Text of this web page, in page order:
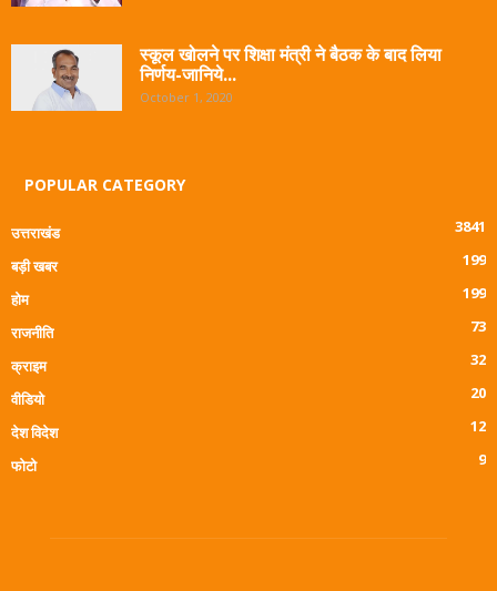
स्कूल खोलने पर शिक्षा मंत्री ने बैठक के बाद लिया
निर्णय-जानिये...
October 1, 2020
POPULAR CATEGORY
उत्तराखंड
3841
बड़ी खबर
199
होम
199
राजनीति
73
क्राइम
32
वीडियो
20
देश विदेश
12
फोटो
9